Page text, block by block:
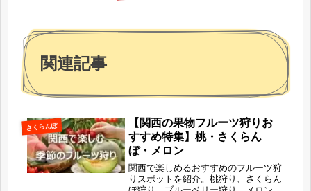
関連記事
さくらんぼ
【関西の果物フルーツ狩りお
すすめ特集】桃・さくらん
ぼ・メロン
関西で楽しめるおすすめのフルーツ狩
りスポットを紹介。桃狩り、さくらん